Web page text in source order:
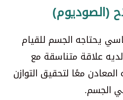
يحتاجه الجسم للقيام
علاقة متناسقة مع
معًا لتحقيق التوازن
الجسم.